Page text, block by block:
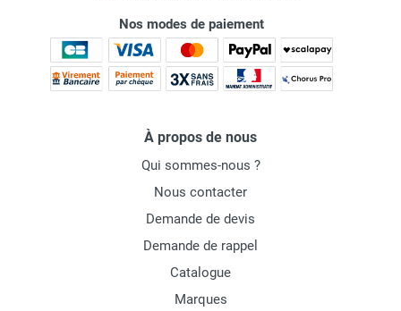
Nos modes de paiement
À propos de nous
Qui sommes-nous ?
Nous contacter
Demande de devis
Demande de rappel
Catalogue
Marques